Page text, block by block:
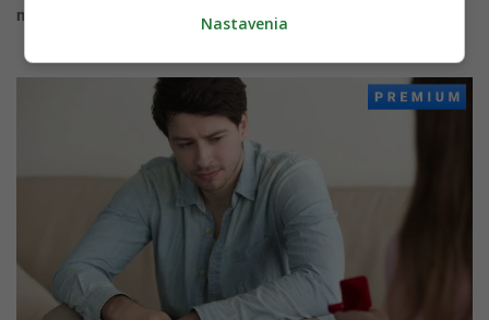
markiza.sk otvorila a okrem svojho ...
Nastavenia